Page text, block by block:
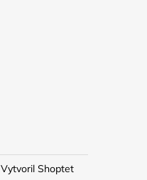
Vytvoril Shoptet